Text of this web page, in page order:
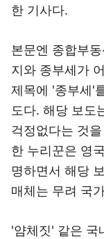
한 기사다.
본문엔 종합부
지와 종부세가
제목에 '종부세'
도다. 해당 보도
걱정없다는 것
한 누리꾼은 영
명하면서 해당
매체는 무려 국
'얌체짓' 같은 국